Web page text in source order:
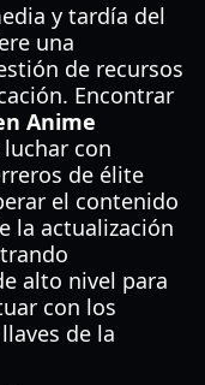
y tardía del
una
de recursos
Encontrar
Anime
con
de élite
el contenido
la actualización
alto nivel para
con los
de la